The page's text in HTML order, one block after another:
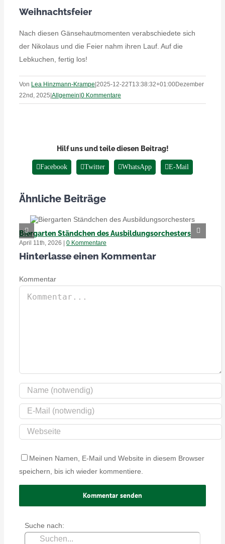
Weihnachtsfeier
Nach diesen Gänsehautmomenten verabschiedete sich
der Nikolaus und die Feier nahm ihren Lauf. Auf die
Lebkuchen, fertig los!
Von Lea Hinzmann-Krampe 2025-12-22T13:38:32+01:00Dezember
22nd, 2025 Allgemein 0 Kommentare
Hilf uns und teile diesen Beitrag!
Facebook Twitter WhatsApp E-Mail
Ähnliche Beiträge
Biergarten Ständchen des Ausbildungsorchesters
April 11th, 2026 | 0 Kommentare
Hinterlasse einen Kommentar
Kommentar
Meinen Namen, E-Mail und Website in diesem Browser
speichern, bis ich wieder kommentiere.
Suche nach: